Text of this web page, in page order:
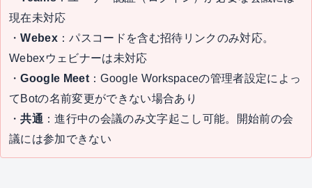
現在未対応
・Webex：パスコードを含む招待リンクのみ対応。
Webexウェビナーは未対応
・Google Meet：Google Workspaceの管理者設定によっ
てBotの名前変更ができない場合あり
・共通 ：進行中の会議のみ文字起こし可能。開始前の会
議には参加できない